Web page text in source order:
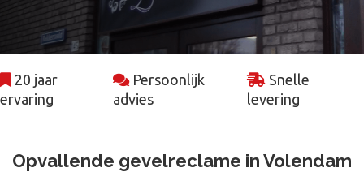
Led frames
Freesletters
Projecten
20 jaar
ervaring
Persoonlijk
advies
Snelle
levering
Opvallende gevelreclame in Volendam